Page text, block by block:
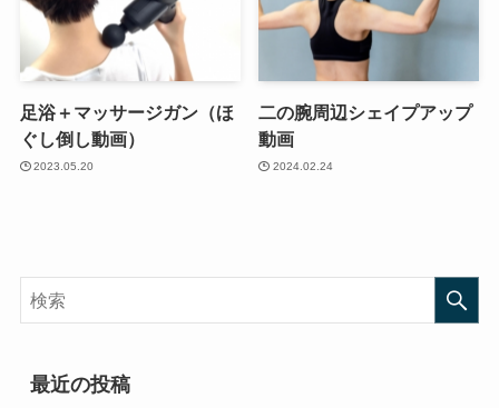
足浴＋マッサージガン（ほ
ぐし倒し動画）
2023.05.20
二の腕周辺シェイプアップ
動画
2024.02.24
最近の投稿